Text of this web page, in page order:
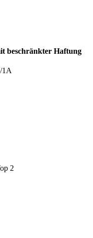
beschränkter Haftung
1A
2